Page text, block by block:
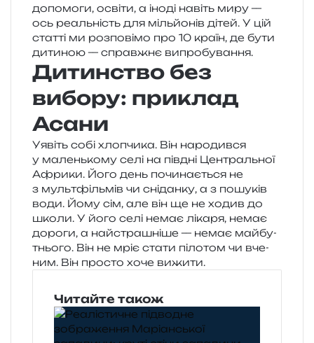
допо­мо­ги, осві­ти, а іноді навіть миру —
ось реаль­ність для міль­йо­нів дітей. У цій
стат­ті ми роз­по­ві­мо про 10 країн, де бути
дити­ною — справ­жнє випробування.
Дитинство без
вибору: приклад
Асани
Уявіть собі хло­пчи­ка. Він наро­див­ся
у малень­ко­му селі на пів­дні Центральної
Африки. Його день почи­на­є­ться не
з муль­тфіль­мів чи сні­дан­ку, а з пошу­ків
води. Йому сім, але він ще не ходив до
школи. У його селі немає ліка­ря, немає
доро­ги, а най­стра­шні­ше — немає май­бу­
тньо­го. Він не мріє стати піло­том чи вче­
ним. Він про­сто хоче вижити.
Читайте також